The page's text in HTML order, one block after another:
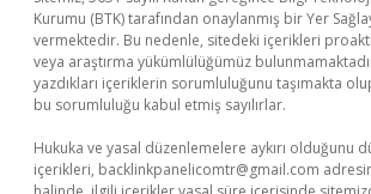
Kurumu (BTK) tarafından onaylanmış bir Yer
vermektedir. Bu nedenle, sitedeki içerikleri
veya araştırma yükümlülüğümüz
yazdıkları içeriklerin sorumluluğunu taşımakta
bu sorumluluğu kabul etmiş sayılırlar.
Hukuka ve yasal düzenlemelere aykırı olduğunu
içerikleri, backlinkpanelicomtr@gmail.com